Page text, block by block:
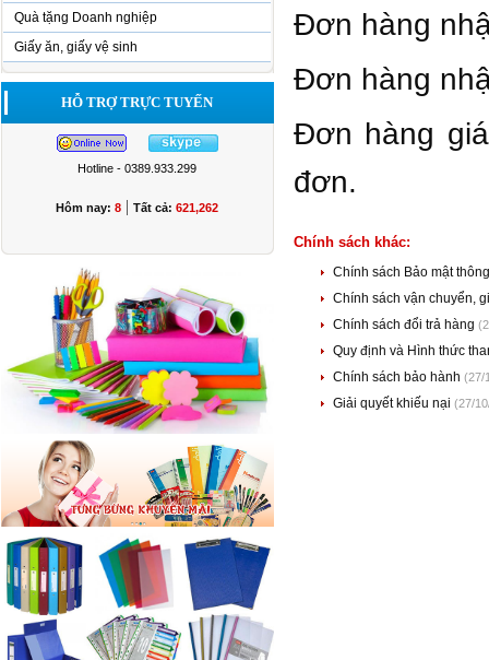
Quà tặng Doanh nghiệp
Giấy ăn, giấy vệ sinh
HỖ TRỢ TRỰC TUYẾN
Hotline - 0389.933.299
Hôm nay: 8 | Tất cả: 621,262
Đơn hàng
Đơn hàng
Đơn hàng
đơn.
Chính sách khác:
Chính sách Bảo mật
Chính sách vận chuyển,
Chính sách đổi trả hàng
Quy định và Hình thức
Chính sách bảo hành (27/
Giải quyết khiếu nại (27/